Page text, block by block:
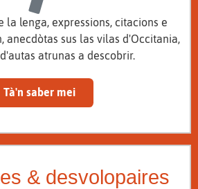
la lenga, expressions, citacions e
anecdòtas sus las vilas d'Occitania,
atrunas a descobrir.
Tà'n saber mei
& desvolopaires